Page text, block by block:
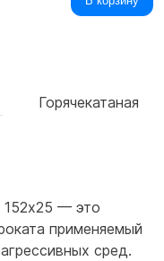
Горячекатаная
152x25 — это
применяемый
сред.